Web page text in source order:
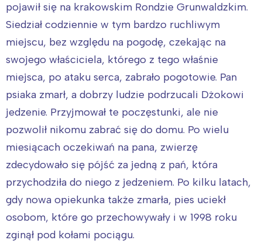
pojawił się na krakowskim Rondzie Grunwaldzkim.
Siedział codziennie w tym bardzo ruchliwym
miejscu, bez względu na pogodę, czekając na
swojego właściciela, którego z tego właśnie
miejsca, po ataku serca, zabrało pogotowie. Pan
psiaka zmarł, a dobrzy ludzie podrzucali Dżokowi
jedzenie. Przyjmował te poczęstunki, ale nie
pozwolił nikomu zabrać się do domu. Po wielu
miesiącach oczekiwań na pana, zwierzę
zdecydowało się pójść za jedną z pań, która
przychodziła do niego z jedzeniem. Po kilku latach,
gdy nowa opiekunka także zmarła, pies uciekł
osobom, które go przechowywały i w 1998 roku
zginął pod kołami pociągu.